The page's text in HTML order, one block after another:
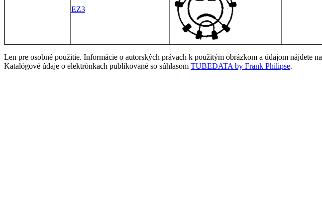
EZ3
Len pre osobné použitie. Informácie o autorských právach k použitým obrázkom a údajom nájdete na
Katalógové údaje o elektrónkach publikované so súhlasom TUBEDATA by Frank Philipse.